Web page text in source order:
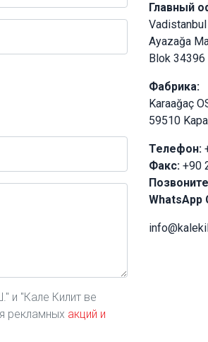
и "Кале Килит ве
рекламных акций и
Главный
Vadistanbul
Ayazağa
Blok 34396
Фабрика:
Karaağaç
59510
Телефон:
Факс: +90
WhatsApp